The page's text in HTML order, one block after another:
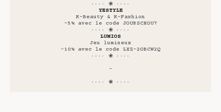
···· ❀ ····
YESTYLE
K-Beauty & K-Fashion
-5% avec le code JOURSCHOU7
···· ❀ ····
LUMIOS
Jeu lumineux
-10% avec le code LXZ-2OBCW2Q
···· ❀ ····
-
···· ❀ ····